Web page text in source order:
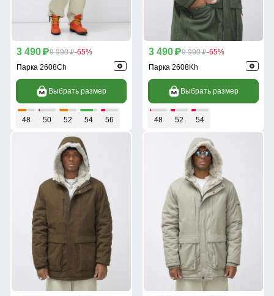
3 490 p9 990 p-65%
Парка 2608Ch
Выбрать размер
48 50 52 54 56
3 490 p9 990 p-65%
Парка 2608Kh
Выбрать размер
48 52 54